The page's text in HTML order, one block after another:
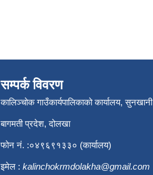
सम्पर्क विवरण
कालिञ्चोक गाउँकार्यपालिकाको कार्यालय, सुनखानी
बागमती प्रदेश, दोलखा
फोन नं. :०४९६९१३३० (कार्यालय)
इमेल : kalinchokrmdolakha@gmail.com